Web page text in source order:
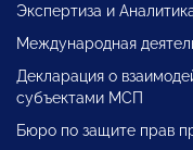
Экспертиза и
Международная
Декларация о
субъектами МСП
Бюро по защите прав